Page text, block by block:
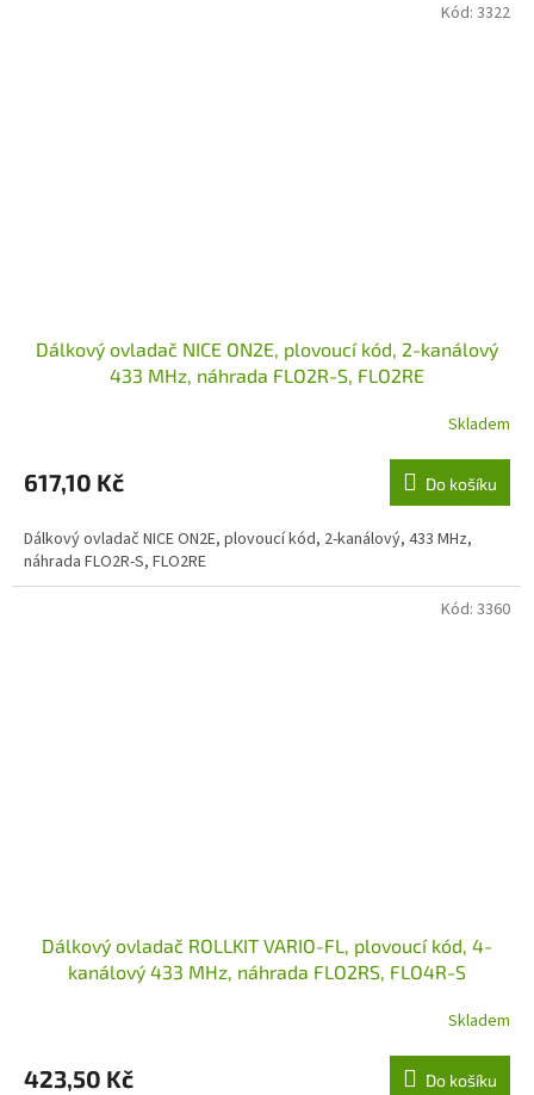
Dálkový ovladač NICE ON2E, plovoucí kód, 2-kanálový
433 MHz, náhrada FLO2R-S, FLO2RE
Skladem
617,10 Kč Do košíku
Dálkový ovladač NICE ON2E, plovoucí kód, 2-kanálový, 433 MHz,
náhrada FLO2R-S, FLO2RE
Kód: 3322
Dálkový ovladač ROLLKIT VARIO-FL, plovoucí kód, 4-
kanálový 433 MHz, náhrada FLO2RS, FLO4R-S
Skladem
423,50 Kč Do košíku
Kód: 3360